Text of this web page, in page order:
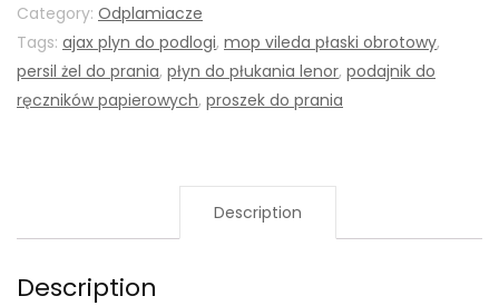
Category: Odplamiacze
Tags: ajax plyn do podlogi, mop vileda płaski obrotowy,
persil żel do prania, płyn do płukania lenor, podajnik do
ręczników papierowych, proszek do prania
Description
Description